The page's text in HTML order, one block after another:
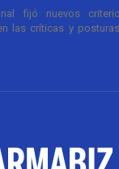
fijó nuevos
las críticas y